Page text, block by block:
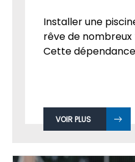
Installer une
rêve de
Cette
VOIR PLUS